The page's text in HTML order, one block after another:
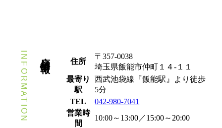
INFORMATION 住所
〒357-0038
埼玉県飯能市仲町１４-１１
最寄り
駅
西武池袋線『飯能駅』より徒歩
5分
TEL
042-980-7041
営業時
間
10:00～13:00／15:00～20:00